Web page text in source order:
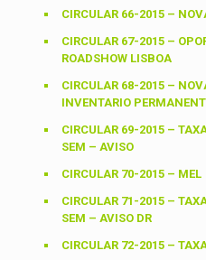
CIRCULAR 66-2015 –
CIRCULAR 67-2015 –
ROADSHOW LISBOA
CIRCULAR 68-2015 –
INVENTARIO
CIRCULAR 69-2015 –
SEM – AVISO
CIRCULAR 70-2015 – MEL
CIRCULAR 71-2015 –
SEM – AVISO DR
CIRCULAR 72-2015 –